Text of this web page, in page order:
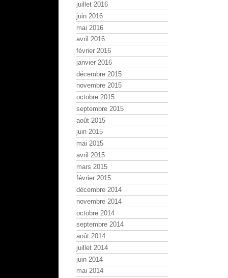
juillet 2016
juin 2016
mai 2016
avril 2016
février 2016
janvier 2016
décembre 2015
novembre 2015
octobre 2015
septembre 2015
août 2015
juin 2015
mai 2015
avril 2015
mars 2015
février 2015
décembre 2014
novembre 2014
octobre 2014
septembre 2014
août 2014
juillet 2014
juin 2014
mai 2014